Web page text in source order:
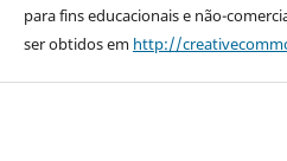
para fins educacionais e não-
ser obtidos em http://